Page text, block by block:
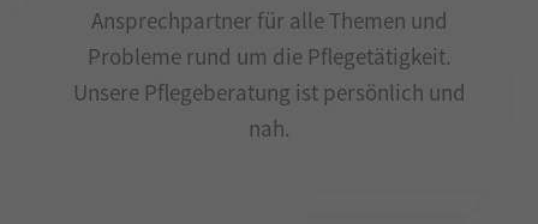
Ansprechpartner für alle Themen und
Probleme rund um die Pflegetätigkeit.
Unsere Pflegeberatung ist persönlich und
nah.